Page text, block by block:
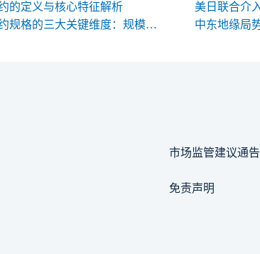
的定义与核心特征解析
期货合约规格的三大关键维度：规模、交割与标准化
市场监管建议通告
免责声明